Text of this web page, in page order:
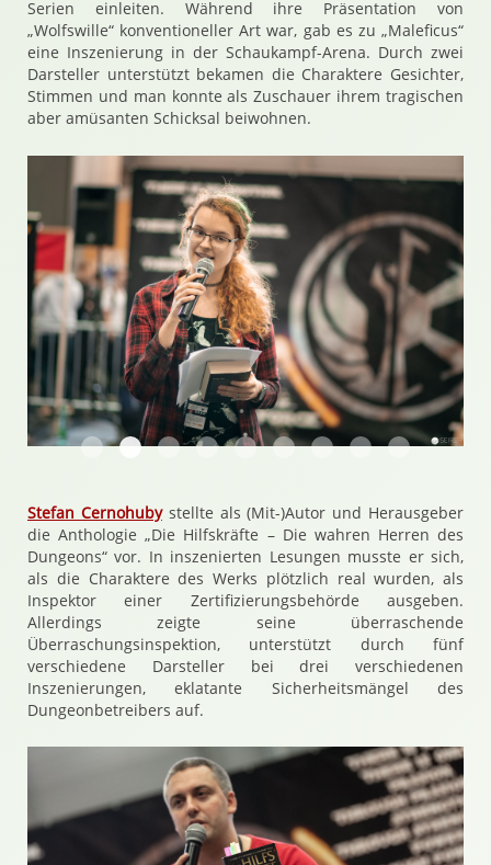
Serien einleiten. Während ihre Präsentation von
„Wolfswille“ konventioneller Art war, gab es zu „Maleficus“
eine Inszenierung in der Schaukampf-Arena. Durch zwei
Darsteller unterstützt bekamen die Charaktere Gesichter,
Stimmen und man konnte als Zuschauer ihrem tragischen
aber amüsanten Schicksal beiwohnen.
Melanie Vogltanz präsentiert Maleficus
Band 1 der Reihe Schwarzes Blut
Übungskampf
Es geht los
RiposteWird es ernst?
Es wird nichts mehr
Aber die
Stefan Cernohubystellte als (Mit-)Autor und Herausgeber
die Anthologie „Die Hilfskräfte – Die wahren Herren des
Dungeons“ vor. In inszenierten Lesungen musste er sich,
als die Charaktere des Werks plötzlich real wurden, als
Inspektor einer Zertifizierungsbehörde ausgeben.
Allerdings zeigte seine überraschende
Überraschungsinspektion, unterstützt durch fünf
verschiedene Darsteller bei drei verschiedenen
Inszenierungen, eklatante Sicherheitsmängel des
Dungeonbetreibers auf.